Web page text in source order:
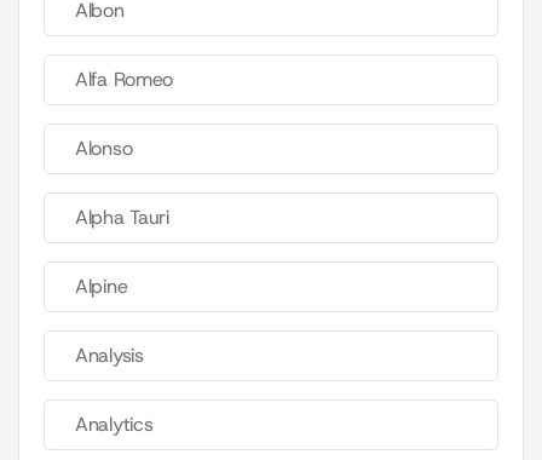
Albon
Alfa Romeo
Alonso
Alpha Tauri
Alpine
Analysis
Analytics